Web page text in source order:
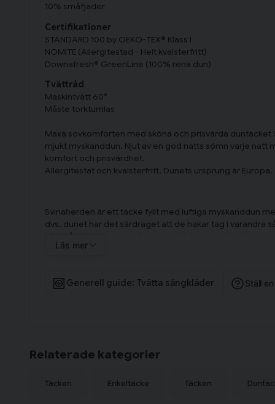
10% småfjäder
Certifikationer
STANDARD 100 by OEKO-TEX® Klass I
NOMITE (Allergitestad - Helt kvalsterfritt)
Downafresh® GreenLine (100% rena dun)
Tvättråd
Maskintvätt 60°
Måste torktumlas
Maxa sovkomforten med sköna och prisvärda duntäcket
mjukt myskanddun. Njut av en god natts sömn varje
komfort och prisvärdhet.
Allergitestat och kvalsterfritt. Dunets ursprung är Europa.
Svinaherden är ett täcke fyllt med luftiga myskanddun
dvs. dunet har det särdraget att de hakar tag i varandra
hög trådtäthet och är vävt i mjuk, härlig bomullssatin
Varför ska jag köpa just detta duntäcke?
Allergi vänlig - NOMITE
OEKO-TEX - Standard 100, Klass 1 strängaste krav
Läs mer
Generell guide: Tvätta sängkläder Ställ
Relaterade kategorier
Täcken Enkeltäcke Täcken